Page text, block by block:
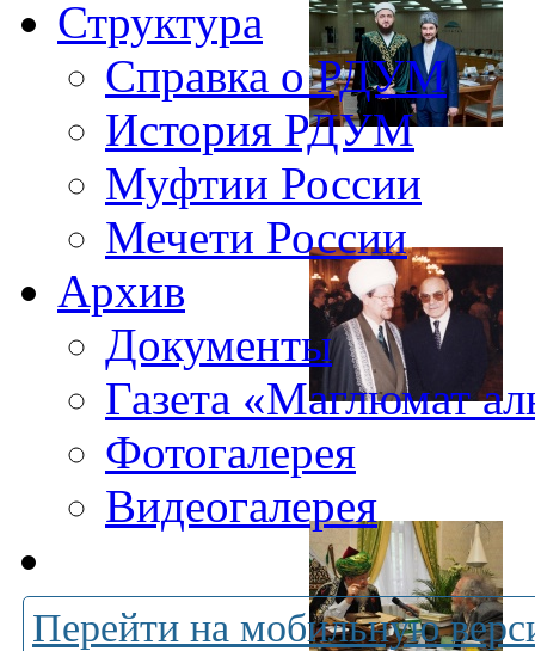
Структура
Справка о РДУМ
История РДУМ
Муфтии России
Мечети России
Архив
Документы
Газета «Маглюмат
Фотогалерея
Видеогалерея
Перейти на мобильную